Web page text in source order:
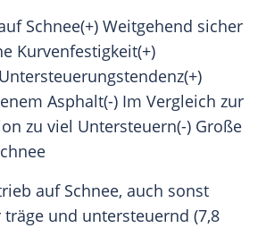
Schnee(+) Weitgehend sicher
Kurvenfestigkeit(+)
Asphalt(-) Im Vergleich zur
zu viel Untersteuern(-) Große
auf Schnee, auch sonst
und untersteuernd (7,8